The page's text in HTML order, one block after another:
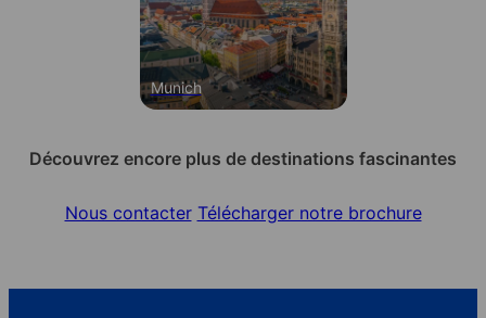
Munich
Découvrez encore plus de destinations fascinantes
Nous contacter Télécharger notre brochure